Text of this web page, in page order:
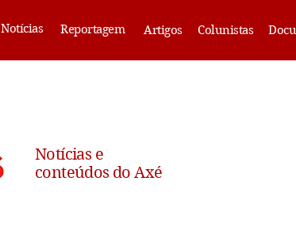
Notícias Reportagem Artigos Colunistas
Notícias e
conteúdos do Axé